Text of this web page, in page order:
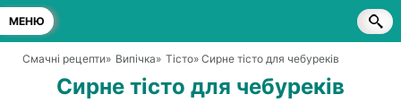
МЕНЮ
Смачні рецепти» Випічка» Тісто» Сирне тісто для чебуреків
Сирне тісто для чебуреків